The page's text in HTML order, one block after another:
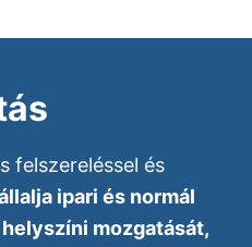
felszereléssel és
ipari és normál
mozgatását,